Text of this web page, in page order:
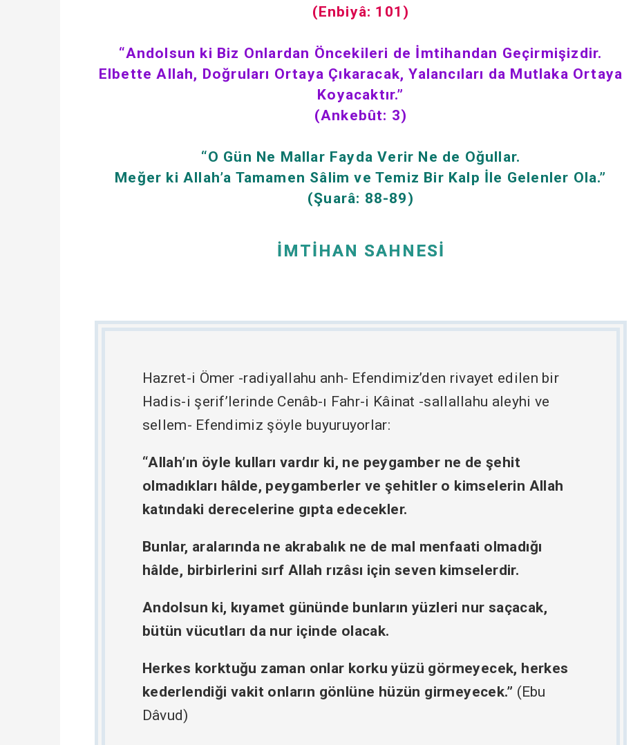
(Enbiyâ: 101)
“Andolsun ki Biz Onlardan Öncekileri de İmtihandan Geçirmişizdir.
Elbette Allah, Doğruları Ortaya Çıkaracak, Yalancıları da Mutlaka Ortaya
Koyacaktır.”
(Ankebût: 3)
“O Gün Ne Mallar Fayda Verir Ne de Oğullar.
Meğer ki Allah’a Tamamen Sâlim ve Temiz Bir Kalp İle Gelenler Ola.”
(Şuarâ: 88-89)
İMTIHAN SAHNESI
Hazret-i Ömer -radiyallahu anh- Efendimiz’den rivayet edilen bir
Hadis-i şerif’lerinde Cenâb-ı Fahr-i Kâinat -sallallahu aleyhi ve
sellem- Efendimiz şöyle buyuruyorlar:
“Allah’ın öyle kulları vardır ki, ne peygamber ne de şehit
olmadıkları hâlde, peygamberler ve şehitler o kimselerin Allah
katındaki derecelerine gıpta edecekler.
Bunlar, aralarında ne akrabalık ne de mal menfaati olmadığı
hâlde, birbirlerini sırf Allah rızâsı için seven kimselerdir.
Andolsun ki, kıyamet gününde bunların yüzleri nur saçacak,
bütün vücutları da nur içinde olacak.
Herkes korktuğu zaman onlar korku yüzü görmeyecek, herkes
kederlendiği vakit onların gönlüne hüzün girmeyecek.” (Ebu
Dâvud)